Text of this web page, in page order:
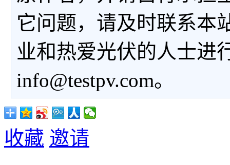
它问题，请及时联系本
业和热爱光伏的人士进
info@testpv.com。
收藏 邀请